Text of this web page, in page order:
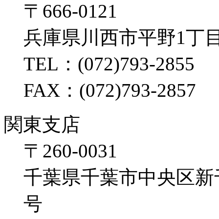
〒666-0121
兵庫県川西市平野1丁
TEL：(072)793-2855
FAX：(072)793-2857
関東支店
〒260-0031
千葉県千葉市中央区
号